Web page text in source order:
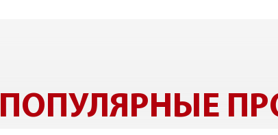
ПОПУЛЯРНЫЕ